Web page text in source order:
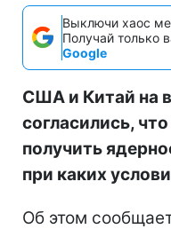
Выключи хаос
Получай только
Google
США и Китай на
согласились,
получить
при каких
Об этом